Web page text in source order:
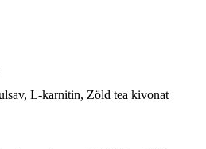
L-karnitin, Zöld tea kivonat